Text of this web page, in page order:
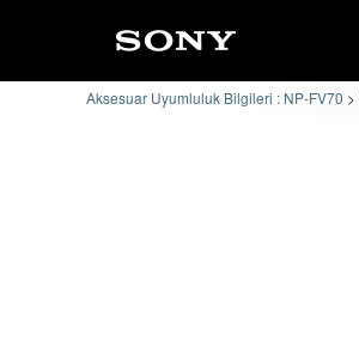
Aksesuar Uyumluluk Bilgileri : NP-FV70